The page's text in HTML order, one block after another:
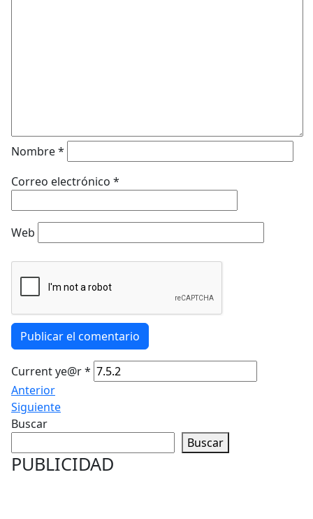
Nombre*
Correo electrónico *
Web
Publicar el comentario
Current ye@r*
Anterior
Siguiente
Buscar
Buscar
PUBLICIDAD